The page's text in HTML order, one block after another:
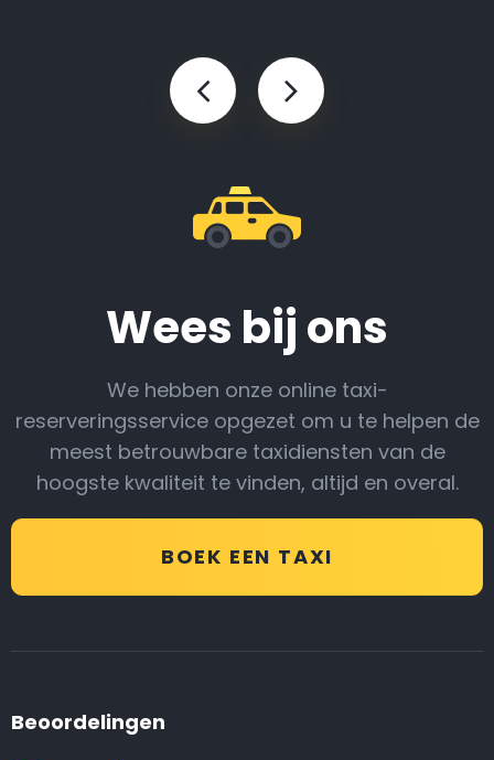
Wees bij ons
We hebben onze online taxi-
reserveringsservice opgezet om u te helpen de
meest betrouwbare taxidiensten van de
hoogste kwaliteit te vinden, altijd en overal.
BOEK EEN TAXI
Beoordelingen